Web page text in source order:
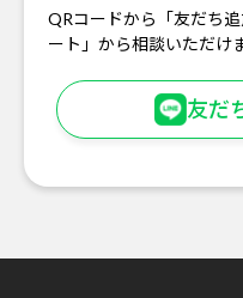
QRコードから「友だち
ート」から相談いただけ
友だ